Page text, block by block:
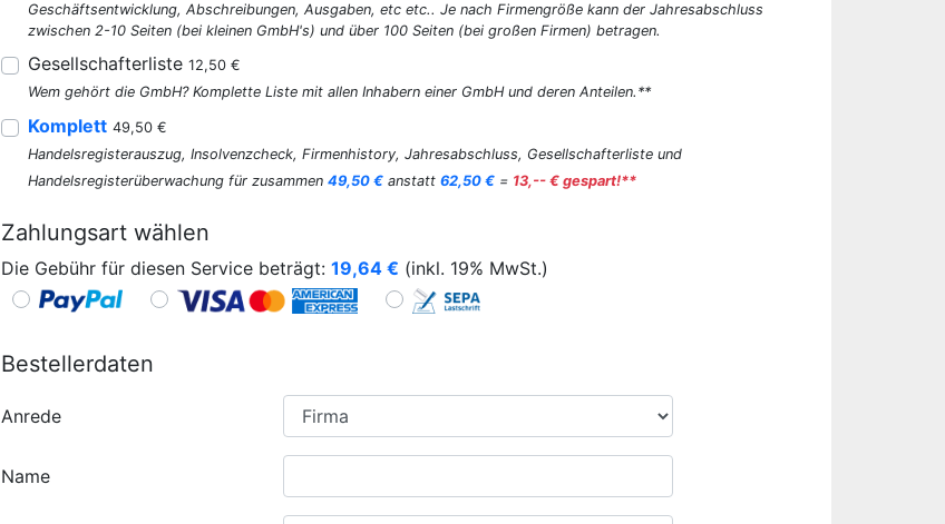
Geschäftsentwicklung, Abschreibungen, Ausgaben, etc etc.. Je nach Firmengröße kann der Jahresabschluss
zwischen 2-10 Seiten (bei kleinen GmbH's) und über 100 Seiten (bei großen Firmen) betragen.
Gesellschafterliste 12,50 €
Wem gehört die GmbH? Komplette Liste mit allen Inhabern einer GmbH und deren Anteilen.**
Komplett 49,50 €
Handelsregisterauszug, Insolvenzcheck, Firmenhistory, Jahresabschluss, Gesellschafterliste und
Handelsregisterüberwachung für zusammen 49,50 € anstatt 62,50 € = 13,-- € gespart!**
Zahlungsart wählen
Die Gebühr für diesen Service beträgt: 19,64 € (inkl. 19% MwSt.)
Bestellerdaten
Anrede
Name